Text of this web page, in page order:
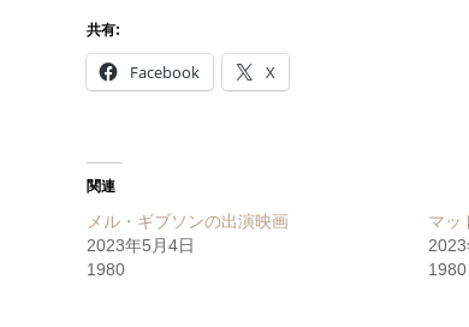
共有:
Facebook X
関連
メル・ギブソンの出演映画
2023年5月4日
1980
マッ
1980